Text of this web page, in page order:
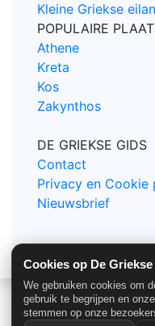
Cookies op De
We gebruiken cookies om
gebruik te begrijpen en
stemmen op onze
Kleine Griekse
POPULAIRE
Athene
Kreta
Kos
Zakynthos
DE GRIEKSE GIDS
Contact
Privacy en Cookie
Nieuwsbrief
© De